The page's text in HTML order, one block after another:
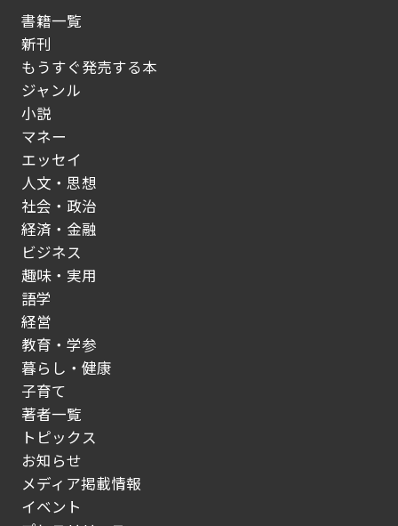
書籍一覧
新刊
もうすぐ発売する本
ジャンル
小説
マネー
エッセイ
人文・思想
社会・政治
経済・金融
ビジネス
趣味・実用
語学
経営
教育・学参
暮らし・健康
子育て
著者一覧
トピックス
お知らせ
メディア掲載情報
イベント